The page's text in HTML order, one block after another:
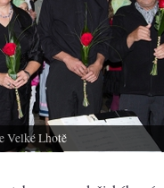
Velké Lhotě